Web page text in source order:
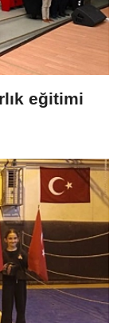
eğitimi